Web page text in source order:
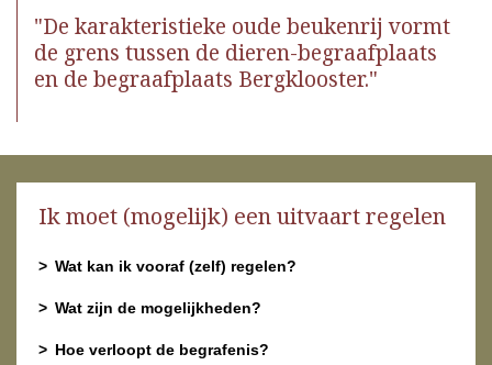
"De karakteristieke oude beukenrij vormt
de grens tussen de dieren-begraafplaats
en de begraafplaats Bergklooster."
Ik moet (mogelijk) een uitvaart regelen
Wat kan ik vooraf (zelf) regelen?
Wat zijn de mogelijkheden?
Hoe verloopt de begrafenis?